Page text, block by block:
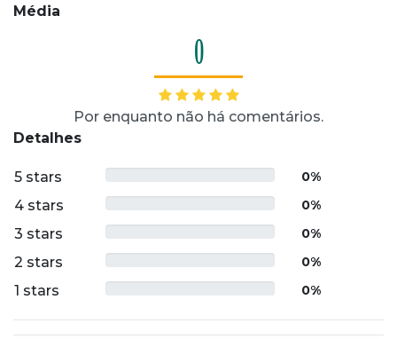
Média
0
Por enquanto não há comentários.
Detalhes
5 stars 0%
4 stars 0%
3 stars 0%
2 stars 0%
1 stars 0%